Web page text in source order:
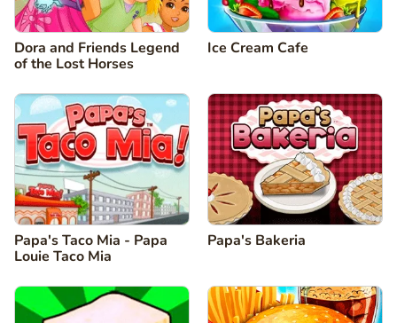
Dora and Friends Legend
of the Lost Horses
Ice Cream Cafe
Papa's Taco Mia - Papa
Louie Taco Mia
Papa's Bakeria